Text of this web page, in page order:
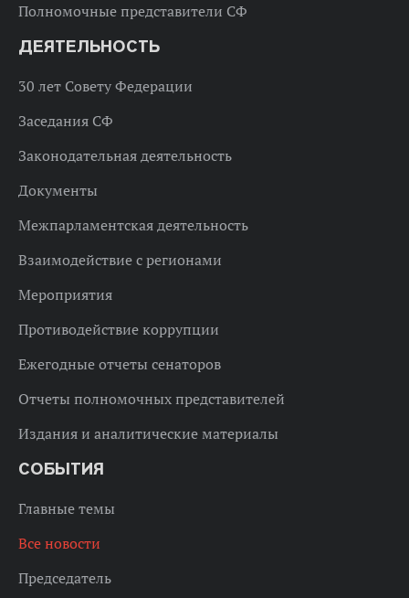
Полномочные представители СФ
ДЕЯТЕЛЬНОСТЬ
30 лет Совету Федерации
Заседания СФ
Законодательная деятельность
Документы
Межпарламентская деятельность
Взаимодействие с регионами
Мероприятия
Противодействие коррупции
Ежегодные отчеты сенаторов
Отчеты полномочных представителей
Издания и аналитические материалы
СОБЫТИЯ
Главные темы
Все новости
Председатель